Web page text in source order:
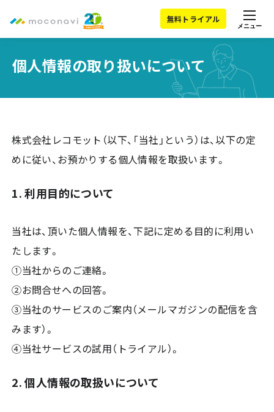
無料トライアル
メニュー
個人情報の取り扱いについて
株式会社レコモット（以下、「当社」という）は、以下の定
めに従い、お預かりする個人情報を取扱います。
1. 利用目的について
当社は、頂いた個人情報を、下記に定める目的に利用い
たします。
①当社からのご連絡。
②お問合せへの回答。
③当社のサービスのご案内（メールマガジンの配信を含
みます）。
④当社サービスの試用（トライアル）。
2. 個人情報の取扱いについて